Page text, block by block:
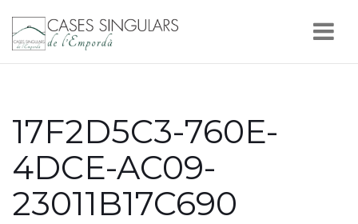
17F2D5C3-760E-
4DCE-AC09-
23011B17C690